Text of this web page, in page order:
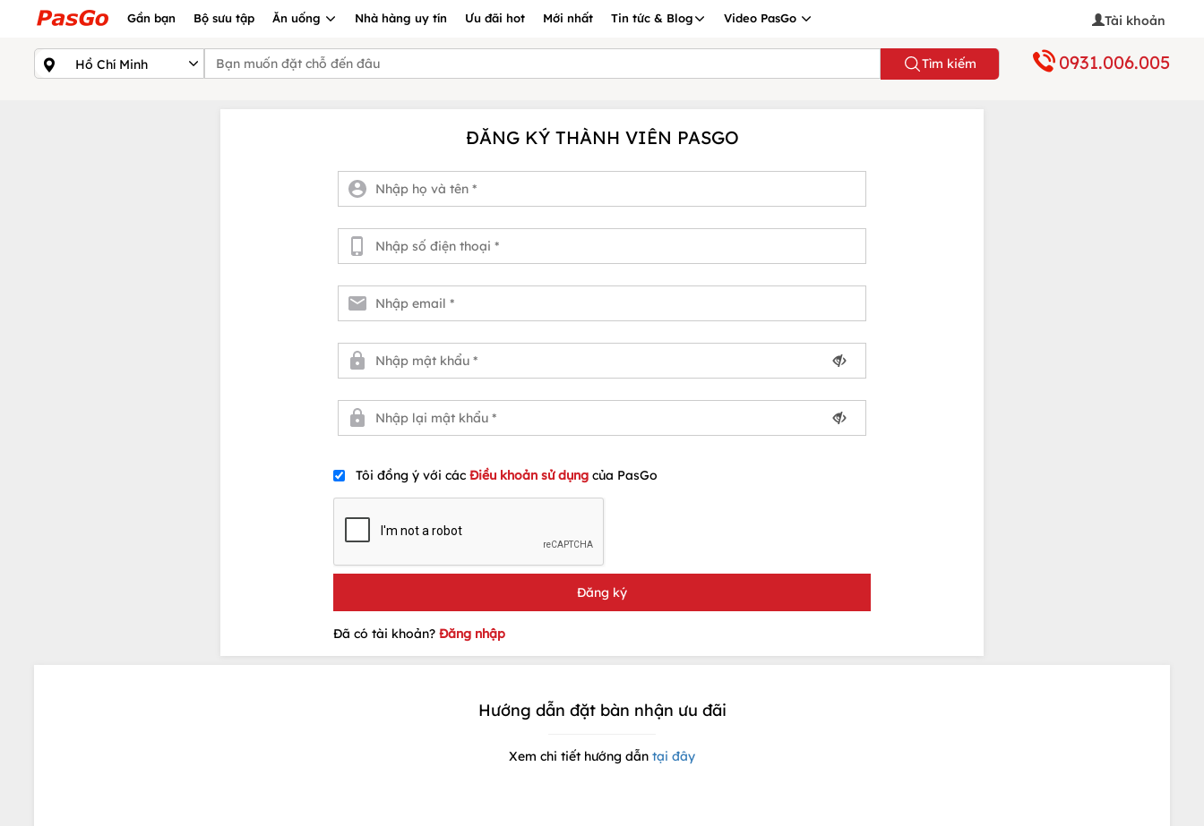
Gần bạn Bộ sưu tập Ăn uống Nhà hàng uy tín Ưu đãi hot Mới nhất Tin tức & Blog Video PasGo Tài khoản
Tìm kiếm 0931.006.005
ĐĂNG KÝ THÀNH VIÊN PASGO
Tôi đồng ý với các Điều khoản sử dụng của PasGo
Đã có tài khoản? Đăng nhập
Hướng dẫn đặt bàn nhận ưu đãi
Xem chi tiết hướng dẫn tại đây